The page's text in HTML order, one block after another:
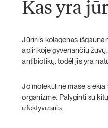
Kas yra
Jūrinis kolagenas
aplinkoje gyvenančių
antibiotikų, todėl jis yra
Jo molekulinė masė siekia
organizme. Palyginti su
efektyvesnis.